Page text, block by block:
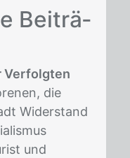
Bei­trä­
Verfolgten
die
Widerstand
und